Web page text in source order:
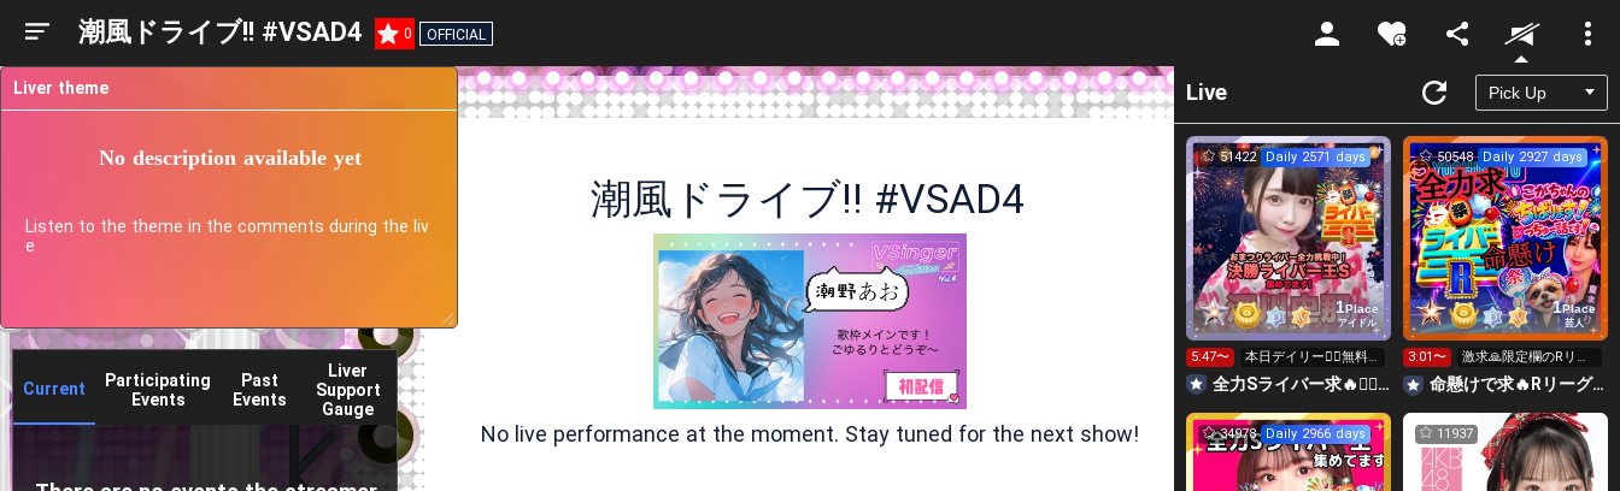
潮風ドライブ!! #VSAD4 0 OFFICIAL
Unmute
潮風ドライブ!! #VSAD4
No live performance at the moment. Stay tuned for the next show!
Current
Participating
Events
Past
Events
Liver
Support
Gauge
Liver theme
No description available yet
Listen to the theme in the comments during the liv
e
Live
1Place
アイドル
51422 Daily 2571 days
5:47〜
本日デイリー❤️‍🔥無料
ミッションのライバー
王求
全力Sライバー求🔥❤️‍🔥147cm深川史那のルーム🐸🎈
1Place
芸人
50548 Daily 2927 days
3:01〜
激求🙏限定欄のRリー
グギフト👑全力ポイン
ト勝負日🔥
命懸けで求🔥Rリーグ👑夏祭実行委員長🎆こがちゃんのちばります
34978 Daily 2966 days 11937